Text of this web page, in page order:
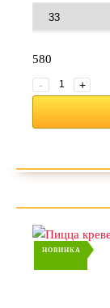
580
-
+
НОВИНКА